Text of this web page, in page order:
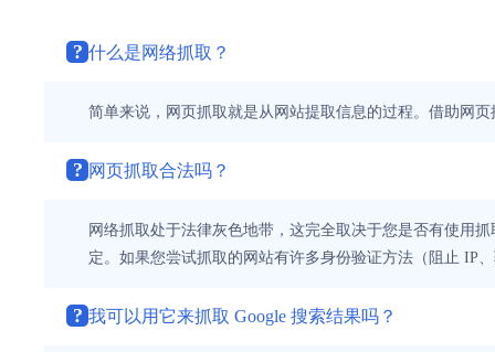
? 什么是网络抓取？
简单来说，网页抓取就是从网站提取信息的过程。借助网
? 网页抓取合法吗？
网络抓取处于法律灰色地带，这完全取决于您是否有使用
定。如果您尝试抓取的网站有许多身份验证方法（阻止
? 我可以用它来抓取 Google 搜索结果吗？